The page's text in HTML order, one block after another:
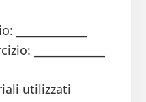
_____________
utilizzati